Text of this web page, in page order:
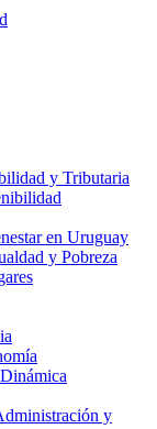
y Tributaria
en Uruguay
y Pobreza
y